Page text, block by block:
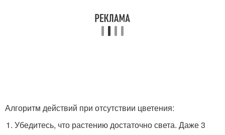
Алгоритм действий при отсутствии цветения:
Убедитесь, что растению достаточно света. Даже 3